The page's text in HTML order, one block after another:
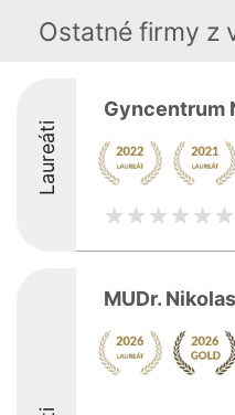
Ostatné firmy z
Laureáti
Gyncentrum
MUDr.